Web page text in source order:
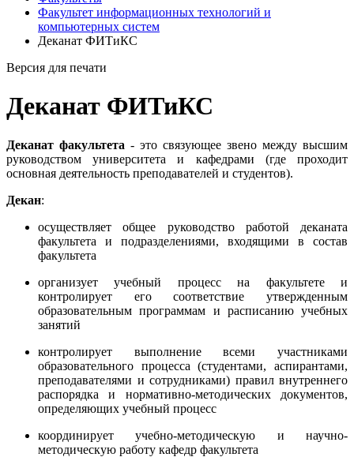
Факультет информационных технологий и
компьютерных систем
Деканат ФИТиКС
Версия для печати
Деканат ФИТиКС
Деканат факультета - это связующее звено между высшим
руководством университета и кафедрами (где проходит
основная деятельность преподавателей и студентов).
Декан:
осуществляет общее руководство работой деканата
факультета и подразделениями, входящими в состав
факультета
организует учебный процесс на факультете и
контролирует его соответствие утвержденным
образовательным программам и расписанию учебных
занятий
контролирует выполнение всеми участниками
образовательного процесса (студентами, аспирантами,
преподавателями и сотрудниками) правил внутреннего
распорядка и нормативно-методических документов,
определяющих учебный процесс
координирует учебно-методическую и научно-
методическую работу кафедр факультета